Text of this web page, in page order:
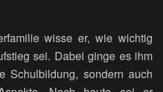
wisse er, wie wichtig
sei. Dabei ginge es ihm
Schulbildung, sondern auch